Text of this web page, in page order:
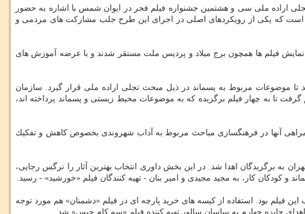
اراده ملی سی و هشتمین جشنواره فیلم فجر در ایوان شمس با اشاره به حضور
است كه یكی از رویكردهای اصلی در اجرای این طرح جلب مشاركت های مردمی و
فیلم ها همچون برج میلاد و پردیس ملت مستقر شدند و با عرضه آموزش های
موضوعات مربوط به پسماند در ذیل مبحث تجلی اراده ملی قرار گیرد. سازمان
تا به چهار فیلم برگزیده كه به موضوعات محیط زیستی و پسماند پرداخته اند،
آنها در فرهنگسازی مباحث مربوط به آداب شهروندی بخصوص كاهش و تفكیك
برگزیدگان اهدا شد. در این بخش داوری انتخاب بهترین آثار را نرگس رجایی،
و كودكان كار، به مجید مجیدی و امیر بنان - تهیه كنندگان فیلم «خورشید» - رسید.
فیلم بود. استفاده از كیسه های خرید پارچه ای در فیلم «دشمنان» هم مورد توجه
جایزه چهارم به ساسان سالور تهیه كننده فیلم «سه كام حبس» شد.